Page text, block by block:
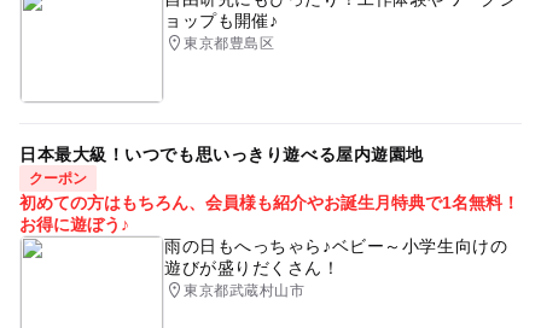
ョップも開催♪
東京都豊島区
日本最大級！いつでも思いっきり遊べる屋内遊園地
クーポン
初めての方はもちろん、会員様も紹介やお誕生月特典で1名無料！
お得に遊ぼう♪
雨の日もへっちゃら♪ベビー～小学生向けの
遊びが盛りだくさん！
東京都武蔵村山市